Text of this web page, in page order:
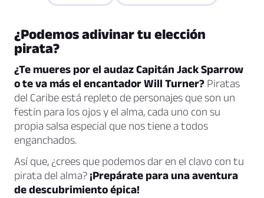
¿Podemos adivinar tu elección
pirata?
¿Te mueres por el audaz Capitán Jack Sparrow
o te va más el encantador Will Turner? Piratas
del Caribe está repleto de personajes que son un
festín para los ojos y el alma, cada uno con su
propia salsa especial que nos tiene a todos
enganchados.
Así que, ¿crees que podemos dar en el clavo con tu
pirata del alma? ¡Prepárate para una aventura
de descubrimiento épica!